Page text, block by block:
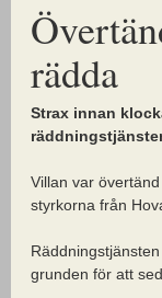
rädda
Strax innan
Villan var
styrkorna från
grunden för att